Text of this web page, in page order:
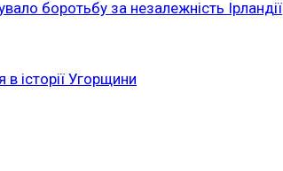
боротьбу за незалежність Ірландії
історії Угорщини